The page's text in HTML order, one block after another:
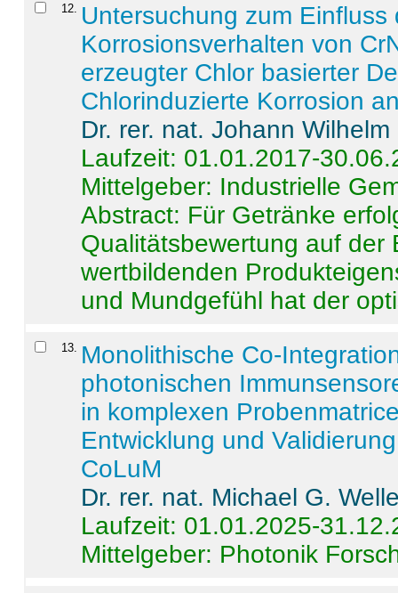
12
Untersuchung zum
Korrosionsverhalten von
erzeugter Chlor basierter
Chlorinduzierte Korrosion
Dr. rer. nat. Johann
Laufzeit: 01.01.2017-
Mittelgeber: Industrielle
Abstract: Für Getränke
Qualitätsbewertung auf der
wertbildenden
und Mundgefühl hat der
13
Monolithische Co-
photonischen
in komplexen
Entwicklung und
CoLuM
Dr. rer. nat. Michael G.
Laufzeit: 01.01.2025-
Mittelgeber: Photonik